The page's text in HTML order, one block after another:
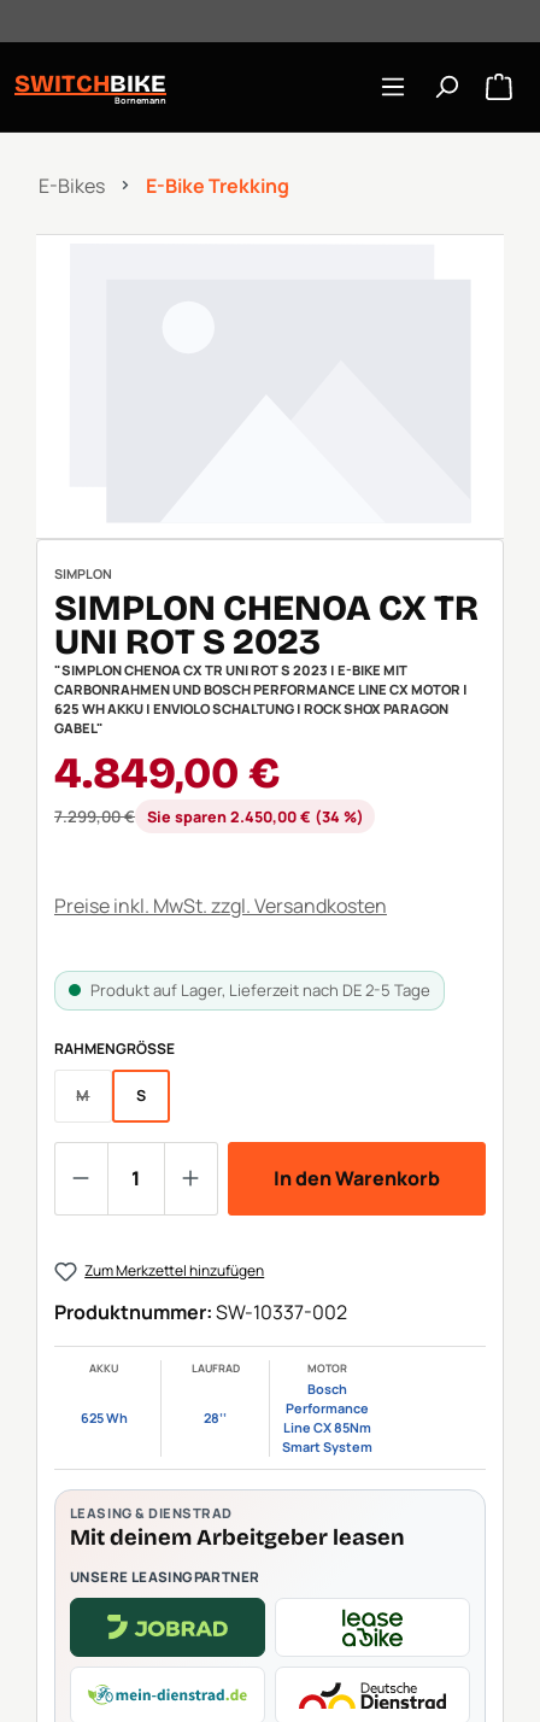
SWITCHBIKE
Bornemann
E-Bikes E-Bike Trekking
SIMPLON
SIMPLON CHENOA CX TR
UNI ROT S 2023
"SIMPLON CHENOA CX TR UNI ROT S 2023 | E-BIKE MIT
CARBONRAHMEN UND BOSCH PERFORMANCE LINE CX MOTOR |
625 WH AKKU | ENVIOLO SCHALTUNG | ROCK SHOX PARAGON
GABEL"
Verkaufspreis:
4.849,00 €
Regulärer Preis:
7.299,00 € Sie sparen 2.450,00 € (34 %)
Preise inkl. MwSt. zzgl. Versandkosten
Produkt auf Lager, Lieferzeit nach DE 2-5 Tage
RAHMENGRÖSSE AUSWÄHLEN
M S
In den Warenkorb
Zum Merkzettel hinzufügen
Produktnummer:SW-10337-002
AKKU
625 Wh
LAUFRAD
28‘‘
MOTOR
Bosch
Performance
Line CX 85Nm
Smart System
LEASING & DIENSTRAD
Mit deinem Arbeitgeber leasen
UNSERE LEASINGPARTNER